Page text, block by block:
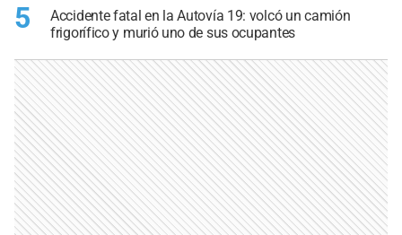
5
Accidente fatal en la Autovía 19: volcó un camión
frigorífico y murió uno de sus ocupantes